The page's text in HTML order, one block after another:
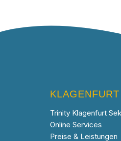
KLAGENFURT
Trinity Klagenfurt
Online Services
Preise & Leistungen